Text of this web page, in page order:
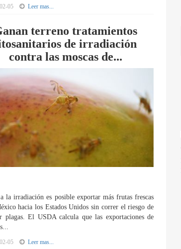
05 Leer mas...
terreno tratamientos
de irradiación
contra las moscas de...
la irradiación es posible exportar más frutas frescas
hacia los Estados Unidos sin correr el riesgo de
plagas. El USDA calcula que las exportaciones de
05 Leer mas...